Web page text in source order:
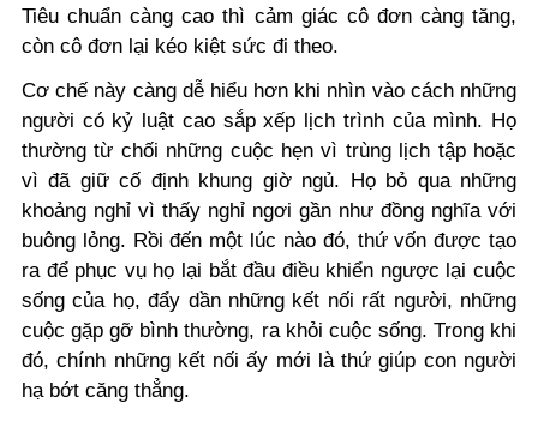
Tiêu chuẩn càng cao thì cảm giác cô đơn càng tăng,
còn cô đơn lại kéo kiệt sức đi theo.
Cơ chế này càng dễ hiểu hơn khi nhìn vào cách những
người có kỷ luật cao sắp xếp lịch trình của mình. Họ
thường từ chối những cuộc hẹn vì trùng lịch tập hoặc
vì đã giữ cố định khung giờ ngủ. Họ bỏ qua những
khoảng nghỉ vì thấy nghỉ ngơi gần như đồng nghĩa với
buông lỏng. Rồi đến một lúc nào đó, thứ vốn được tạo
ra để phục vụ họ lại bắt đầu điều khiển ngược lại cuộc
sống của họ, đẩy dần những kết nối rất người, những
cuộc gặp gỡ bình thường, ra khỏi cuộc sống. Trong khi
đó, chính những kết nối ấy mới là thứ giúp con người
hạ bớt căng thẳng.